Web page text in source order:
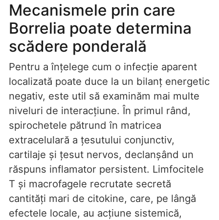
Mecanismele prin care
Borrelia poate determina
scădere ponderală
Pentru a înțelege cum o infecție aparent
localizată poate duce la un bilanț energetic
negativ, este util să examinăm mai multe
niveluri de interacțiune. În primul rând,
spirochetele pătrund în matricea
extracelulară a țesutului conjunctiv,
cartilaje și țesut nervos, declanșând un
răspuns inflamator persistent. Limfocitele
T și macrofagele recrutate secretă
cantități mari de citokine, care, pe lângă
efectele locale, au acțiune sistemică,